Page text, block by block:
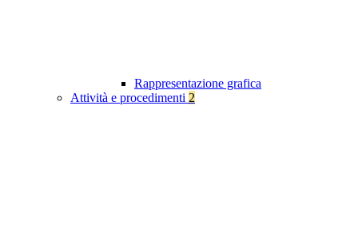
Rappresentazione grafica
Attività e procedimenti 2